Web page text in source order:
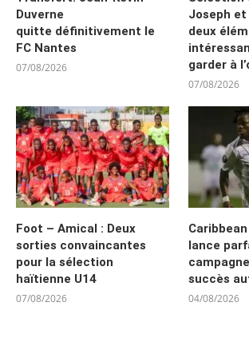
Duverne
quitte définitivement le
FC Nantes
07/08/2026
Joseph et
deux
garder à
07/08/2026
Foot – Amical : Deux
sorties convaincantes
pour la sélection
haïtienne U14
07/08/2026
lance
succès
04/08/2026